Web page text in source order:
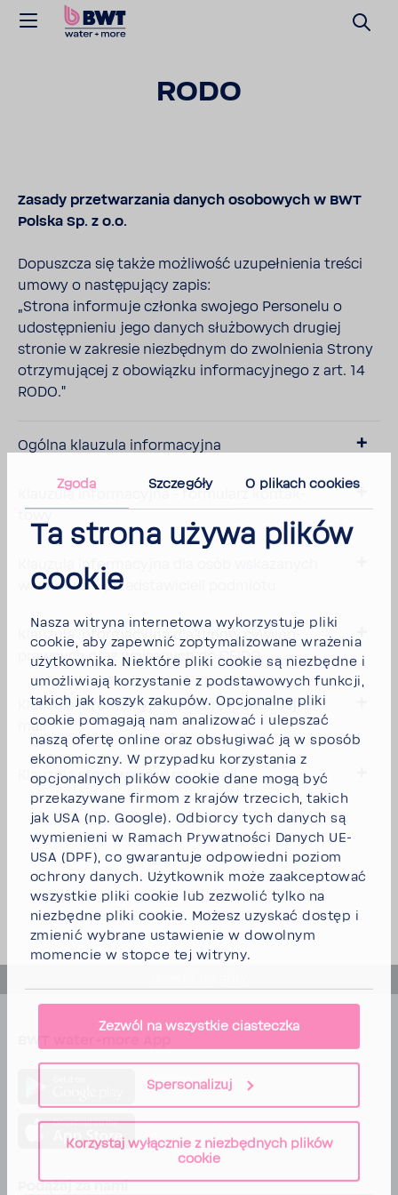
Zgoda Szczegóły O plikach cookies
Ta strona używa plików
cookie
Nasza witryna internetowa wykorzystuje pliki
cookie, aby zapewnić zoptymalizowane wrażenia
użytkownika. Niektóre pliki cookie są niezbędne i
umożliwiają korzystanie z podstawowych funkcji,
takich jak koszyk zakupów. Opcjonalne pliki
cookie pomagają nam analizować i ulepszać
naszą ofertę online oraz obsługiwać ją w sposób
ekonomiczny. W przypadku korzystania z
opcjonalnych plików cookie dane mogą być
przekazywane firmom z krajów trzecich, takich
jak USA (np. Google). Odbiorcy tych danych są
wymienieni w Ramach Prywatności Danych UE-
USA (DPF), co gwarantuje odpowiedni poziom
ochrony danych. Użytkownik może zaakceptować
wszystkie pliki cookie lubzezwolić tylko na
niezbędne pliki cookie. Możesz uzyskać dostęp i
zmienić wybrane ustawienie w dowolnym
momencie w stopce tej witryny.
Zezwól na wszystkie ciasteczka
Spersonalizuj
Korzystaj wyłącznie z niezbędnych plików
cookie
RODO
Zasady prze­twa­rzania danych osobo­wych w BWT
Polska Sp. z o.o.
Dopuszcza się także możli­wość uzupeł­nienia treści
umowy o nastę­pu­jący zapis:
„Strona infor­muje członka swojego Perso­nelu o
udostęp­nieniu jego danych służ­bo­wych drugiej
stronie w zakresie niezbędnym do zwol­nienia Strony
otrzy­mu­jącej z obowiązku infor­ma­cyj­nego z art. 14
RODO.”
Ogólna klau­zula infor­ma­cyjna
Klau­zula infor­ma­cyjna - formu­larz kontak­
Klau­zula infor­ma­cyjna dla osób wska­za­nych
w umowie – przed­sta­wi­cieli podmiotu
Klau­zula infor­ma­cyjna dla umów cywil­no­
praw­nych oraz wpisa­nych do CEIDG
Klau­zula infor­ma­cyjna do kore­spon­dencji e-​
mail
Klau­zula stoso­wane w rekru­tacji
Podążaj za nami